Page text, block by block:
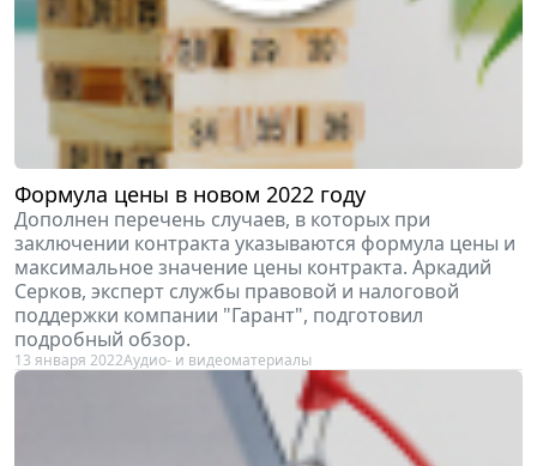
Формула цены в новом 2022 году
Дополнен перечень случаев, в которых при
заключении контракта указываются формула цены и
максимальное значение цены контракта. Аркадий
Серков, эксперт службы правовой и налоговой
поддержки компании "Гарант", подготовил
подробный обзор.
13 января 2022Аудио- и видеоматериалы